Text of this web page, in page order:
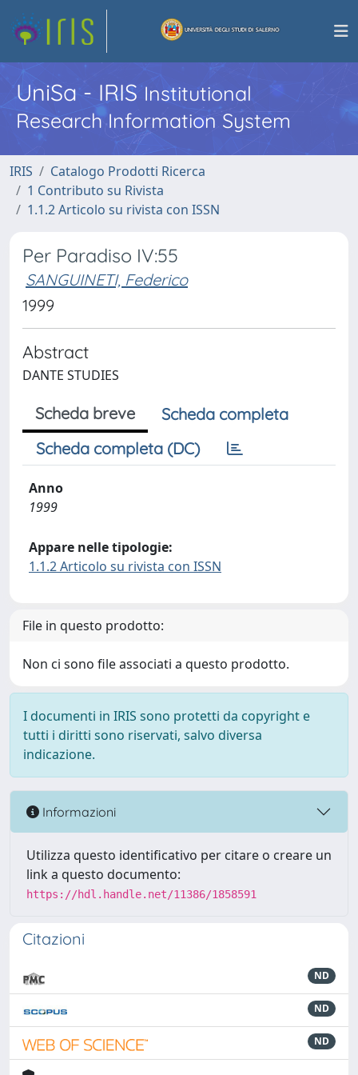
UniSa - IRISInstitutional
Research Information System
IRIS
Catalogo Prodotti Ricerca
1 Contributo su Rivista
1.1.2 Articolo su rivista con ISSN
Per Paradiso IV:55
SANGUINETI, Federico
1999
Abstract
DANTE STUDIES
Scheda breve
Scheda completa
Scheda completa (DC)
Anno
1999
Appare nelle tipologie:
1.1.2 Articolo su rivista con ISSN
File in questo prodotto:
Non ci sono file associati a questo prodotto.
I documenti in IRIS sono protetti da copyright e
tutti i diritti sono riservati, salvo diversa
indicazione.
Informazioni
Utilizza questo identificativo per citare o creare un
link a questo documento:
https://hdl.handle.net/11386/1858591
Citazioni
ND
ND
ND